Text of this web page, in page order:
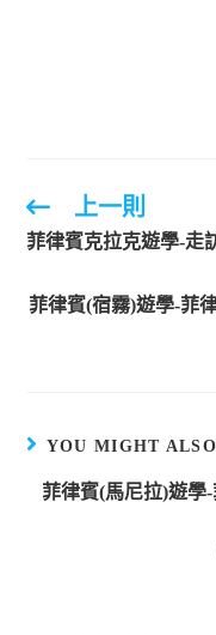
上一則
菲律賓克拉克遊學-走
菲律賓(宿霧)遊學-菲
YOU MIGHT
菲律賓(馬尼拉)遊學